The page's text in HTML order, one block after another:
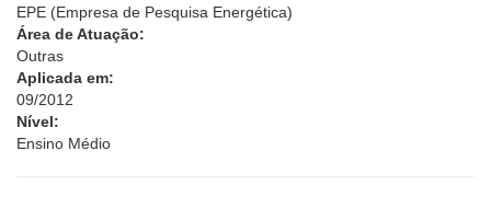
EPE (Empresa de Pesquisa Energética)
Área de Atuação:
Outras
Aplicada em:
09/2012
Nível:
Ensino Médio